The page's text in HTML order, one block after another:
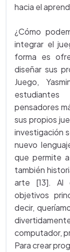
hacia el
¿Cómo
integrar el
forma es
diseñar sus
Juego,
pensadores
sus propios
investigación
nuevo
que permite
también
arte [13]. Al
objetivos
decir,
computador,
Para crear